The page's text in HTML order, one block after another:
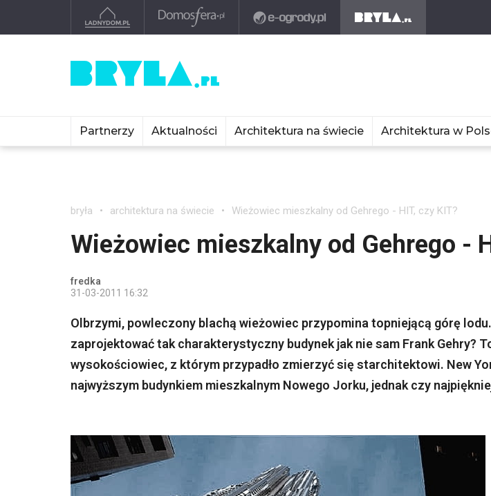
Partnerzy Aktualności Architektura na świecie Architektura w
bryła architektura na świecie Wieżowiec mieszkalny od Gehrego - HIT, czy KIT?
Wieżowiec mieszkalny od Gehrego -
fredka
31-03-2011 16:32
Olbrzymi, powleczony blachą wieżowiec przypomina topniejącą górę
zaprojektować tak charakterystyczny budynek jak nie sam Frank Gehry?
wysokościowiec, z którym przypadło zmierzyć się starchitektowi. New
najwyższym budynkiem mieszkalnym Nowego Jorku, jednak czy